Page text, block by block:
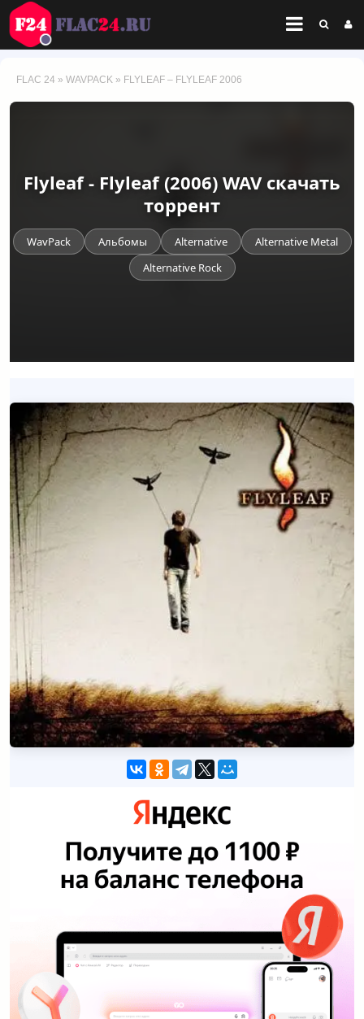
FLAC 24 » WAVPACK » FLYLEAF – FLYLEAF 2006
Flyleaf - Flyleaf (2006) WAV скачать
торрент
WavPack Альбомы Alternative
Alternative Metal
Alternative Rock